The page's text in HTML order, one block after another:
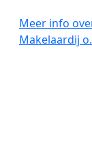
Meer info
Makelaardij